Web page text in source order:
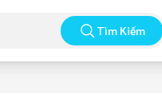
Tìm Kiếm